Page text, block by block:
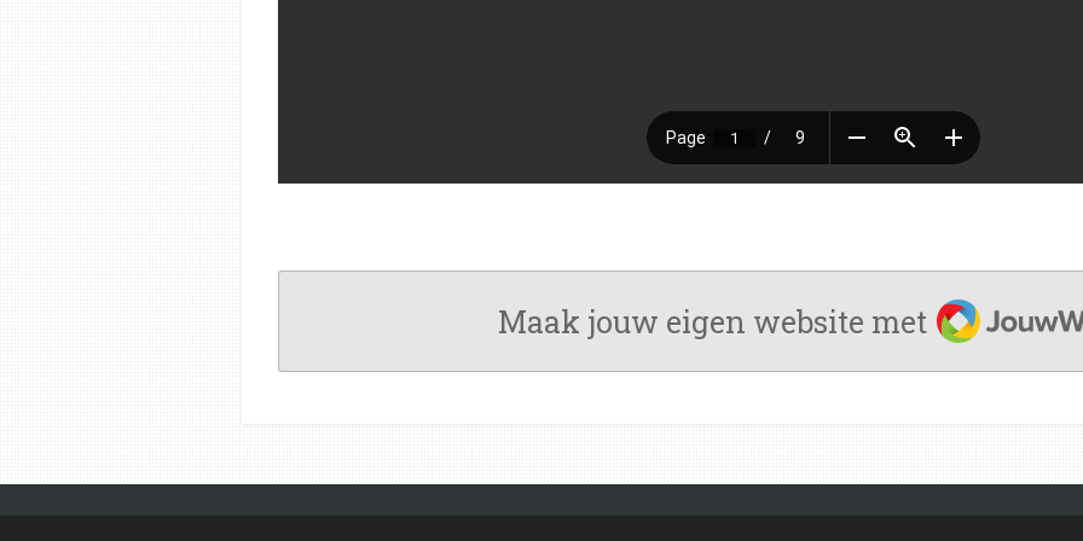
Maak jouw eigen website met JouwWeb